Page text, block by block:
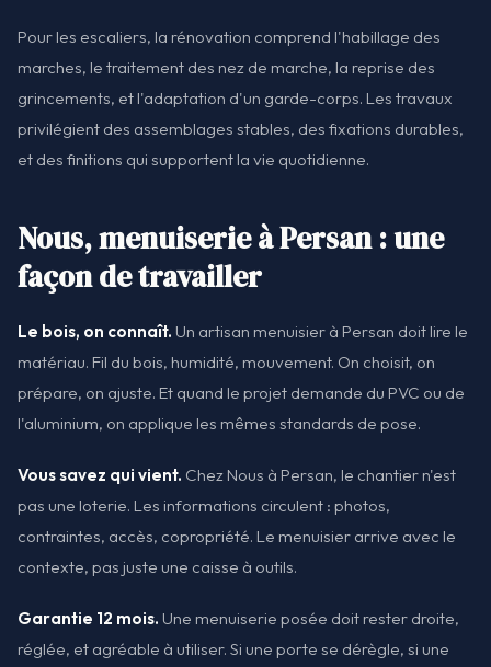
Pour les escaliers, la rénovation comprend l'habillage des
marches, le traitement des nez de marche, la reprise des
grincements, et l'adaptation d'un garde-corps. Les travaux
privilégient des assemblages stables, des fixations durables,
et des finitions qui supportent la vie quotidienne.
Nous, menuiserie à Persan : une
façon de travailler
Le bois, on connaît. Un artisan menuisier à Persan doit lire le
matériau. Fil du bois, humidité, mouvement. On choisit, on
prépare, on ajuste. Et quand le projet demande du PVC ou de
l'aluminium, on applique les mêmes standards de pose.
Vous savez qui vient. Chez Nous à Persan, le chantier n'est
pas une loterie. Les informations circulent : photos,
contraintes, accès, copropriété. Le menuisier arrive avec le
contexte, pas juste une caisse à outils.
Garantie 12 mois. Une menuiserie posée doit rester droite,
réglée, et agréable à utiliser. Si une porte se dérègle, si une